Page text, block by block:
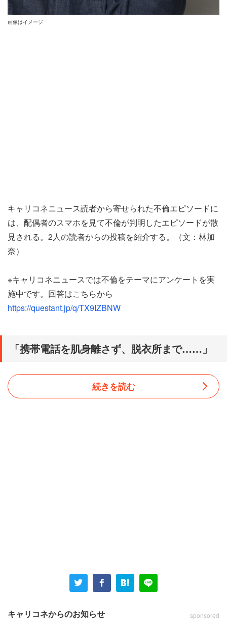
画像はイメージ
キャリコネニュース読者から寄せられた不倫エピソードに
は、配偶者のスマホを見て不倫が判明したエピソードが散
見される。2人の読者からの投稿を紹介する。（文：林加
奈）
※キャリコネニュースでは不倫をテーマにアンケートを実
施中です。回答はこちらから
https://questant.jp/q/TX9IZBNW
「携帯電話を肌身離さず、脱衣所まで……」
があったという。夫はバレないように携帯電話を「肌身離
続きを読む
キャリコネからのお知らせ sponsored